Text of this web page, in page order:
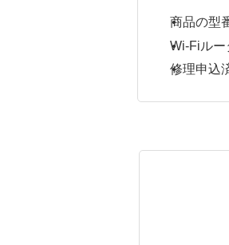
商品の型
Wi-Fiル
修理申込